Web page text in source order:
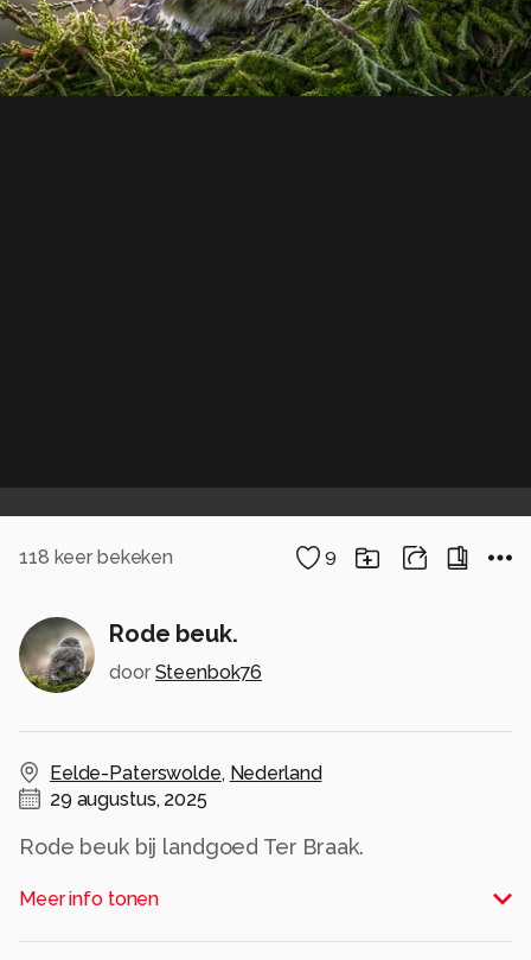
118 keer bekeken 9
Rode beuk.
door Steenbok76
Eelde-Paterswolde, Nederland
29 augustus, 2025
Rode beuk bij landgoed Ter Braak.
Alle rechten voorbehouden
Meer info tonen